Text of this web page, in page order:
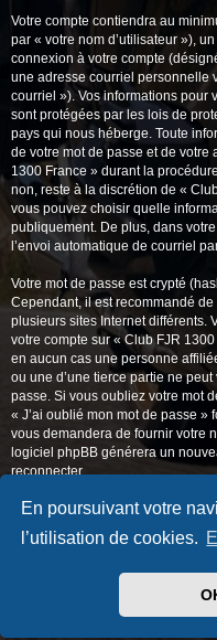
En poursuivant votre
l’utilisation de cookies.
Votre compte contiendra au
par « votre nom d’utilisateur »),
connexion à votre compte
une adresse courriel personnelle
courriel »). Vos informations pour
sont protégées par les lois de
pays qui nous héberge. Toute
de votre mot de passe et de
1300 France » durant la
non, reste à la discrétion de «
vous pouvez choisir quelle
publiquement. De plus, dans
l’envoi automatique de courriel
Votre mot de passe est crypté
Cependant, il est recommandé
plusieurs sites Internet différents.
votre compte sur « Club FJR
en aucun cas une personne
ou une d’une tierce partie ne
passe. Si vous oubliez votre mot
« J’ai oublié mon mot de passe
vous demandera de fournir votre
logiciel phpBB générera un
reconnecter.
Drapeaux des Pays par Sylver35» V